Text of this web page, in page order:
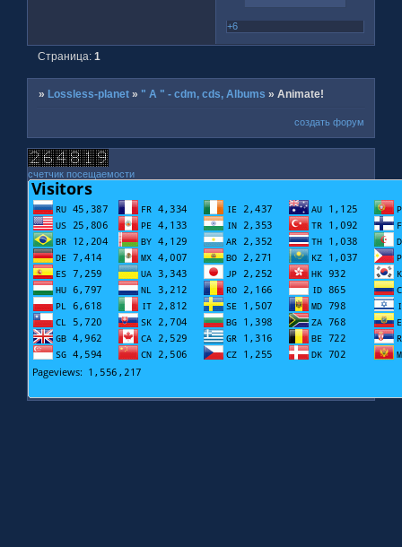
+6
Страница:1
»Lossless-planet » " A " - cdm, cds, Albums »Animate!
создать форум
счетчик посещаемости